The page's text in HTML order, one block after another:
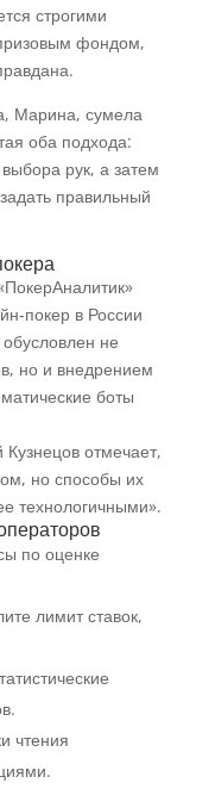
строгими
фондом,
Марина, сумела
оба подхода:
рук, а затем
правильный
в России
не
но и внедрением
боты
отмечает,
но способы их
технологичными».
по оценке
лимит ставок,
чтения